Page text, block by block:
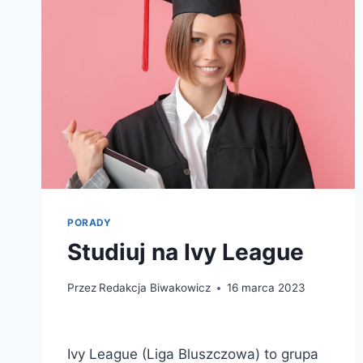
PORADY
Studiuj na Ivy League
Przez Redakcja Biwakowicz 16 marca 2023
Ivy League (Liga Bluszczowa) to grupa